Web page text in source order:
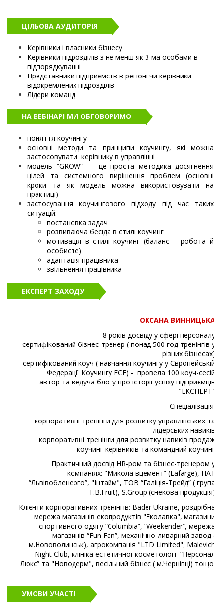
ЦІЛЬОВА АУДИТОРІЯ
Керівники і власники бізнесу
Керівники підрозділів з не менш як 3-ма особами в
підпорядкуванні
Представники підприємств в регіоні чи керівники
відокремлених підрозділів
Лідери команд
НА ВЕБІНАРІ МИ ОБГОВОРИМО
поняття коучингу
основні методи та принципи коучингу, які можна
застосовувати керівнику в управлінні
модель “GROW” — це проста методика досягнення
цілей та системного вирішення проблем (основні
кроки та як модель можна використовувати на
практиці)
застосування коучингового підходу під час таких
ситуацій:
постановка задач
розвиваюча бесіда в стилі коучинг
мотивація в стилі коучинг (баланс – робота й
особисте)
адаптація працівника
звільнення працівника
ЕКСПЕРТ ЗАХОДУ
ОКСАНА ВИННИЦЬКА
8 років досвіду у сфері персоналу
сертифікований бізнес-тренер ( понад 500 год тренінгів у
різних бізнесах)
сертифікований коуч ( навчання коучингу у Європейській
Федерації Коучингу ECF) - провела 100 коуч-сесій
автор та ведуча блогу про історії успіху підприємців
"ЕКСПЕРТ"
Спеціалізація:
корпоративні тренінги для розвитку управлінських та
лідерських навиків
корпоративні тренінги для розвитку навиків продаж
коучинг керівників та командний коучинг
Практичний досвід HR-ром та бізнес-тренером у
компаніях: "Миколаївцемент” (Lafarge), ПАТ
“Львівобленерго”, "Інтайм", ТОВ “Галіція-Трейд” ( група
T.B.Fruit), S.Group (снекова продукція)
Клієнти корпоративних тренінгів: Bader Ukraine, роздрібна
мережа магазинів екопродуктів "Еколавка", магазини
спортивного одягу “Columbia”, “Weekender”, мережа
магазинів “Fun Fan”, механічно-ливарний завод (
м.Нововолинськ), агрокомпанія "LTD Limited", Malevich
Night Club, клініка естетичної косметології “Персонал
Люкс” та "Новодерм", весільний бізнес ( м.Чернівці) тощо.
УМОВИ УЧАСТІ